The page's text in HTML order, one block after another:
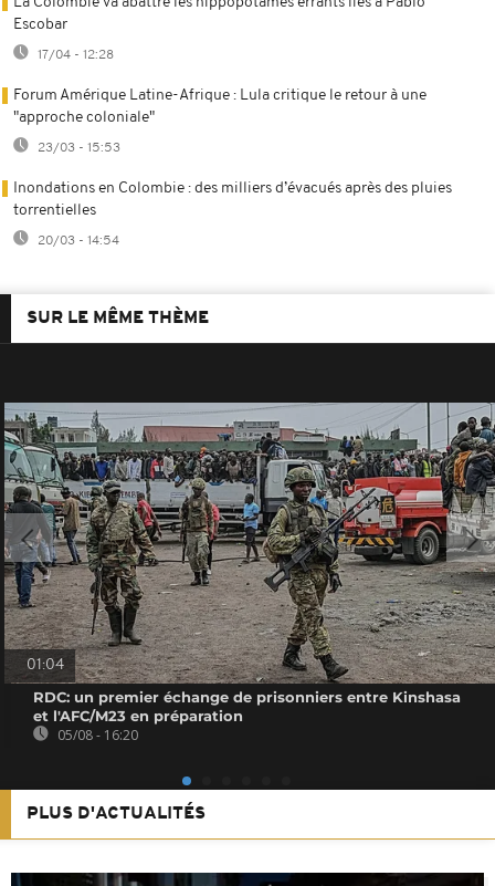
Escobar
17/04 - 12:28
Forum Amérique Latine-Afrique : Lula critique le retour à une
"approche coloniale"
23/03 - 15:53
Inondations en Colombie : des milliers d’évacués après des pluies
torrentielles
20/03 - 14:54
SUR LE MÊME THÈME
01:04
RDC: un premier échange de prisonniers entre Kinshasa
et l'AFC/M23 en préparation
05/08 - 16:20
PLUS D'ACTUALITÉS